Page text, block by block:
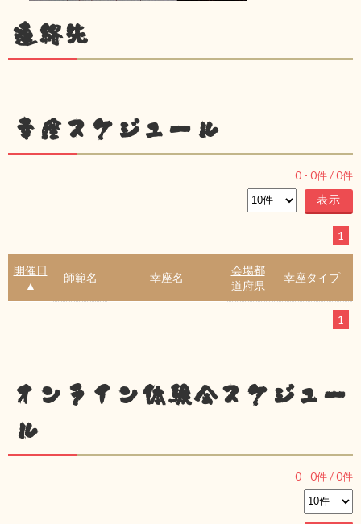
連絡先
幸座スケジュール
0 - 0件 /0件
1
開催日
▲
師範名 幸座名
会場都
道府県
幸座タイプ
1
オンライン体験会スケジュー
ル
0 - 0件 /0件